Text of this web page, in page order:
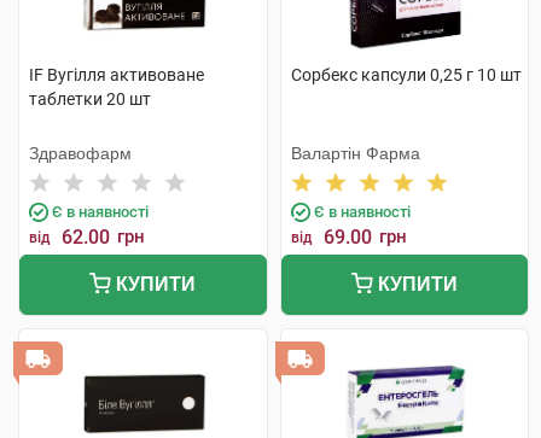
IF Вугілля активоване
таблетки 20 шт
Здравофарм
Є в наявності
від 62.00 грн
КУПИТИ
Сорбекс капсули 0,25 г 10 шт
Валартін Фарма
Є в наявності
від 69.00 грн
КУПИТИ